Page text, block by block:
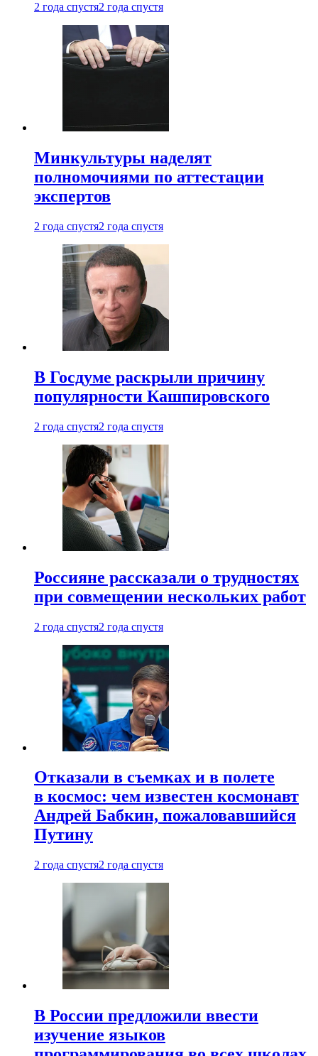
2 года спустя2 года спустя
Минкультуры наделят
полномочиями по аттестации
экспертов
2 года спустя2 года спустя
В Госдуме раскрыли причину
популярности Кашпировского
2 года спустя2 года спустя
Россияне рассказали о трудностях
при совмещении нескольких работ
2 года спустя2 года спустя
Отказали в съемках и в полете
в космос: чем известен космонавт
Андрей Бабкин, пожаловавшийся
Путину
2 года спустя2 года спустя
В России предложили ввести
изучение языков